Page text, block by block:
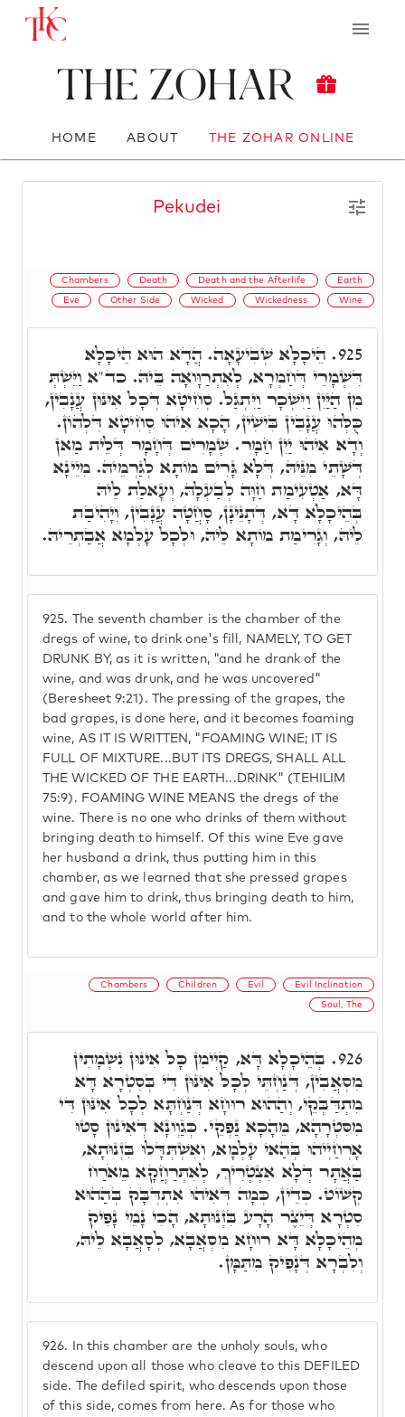
The Zohar
HOME ABOUT THE ZOHAR ONLINE
Pekudei
Chambers Death Death and the Afterlife Earth
Eve Other Side Wicked Wickedness Wine
925.
The seventh chamber is the chamber of the
dregs of wine, to drink one's fill, NAMELY, TO GET
DRUNK BY, as it is written, "and he drank of the
wine, and was drunk, and he was uncovered"
(Beresheet 9:21). The pressing of the grapes, the
bad grapes, is done here, and it becomes foaming
wine, AS IT IS WRITTEN, "FOAMING WINE; IT IS
FULL OF MIXTURE...BUT ITS DREGS, SHALL ALL
THE WICKED OF THE EARTH...DRINK" (TEHILIM
75:9). FOAMING WINE MEANS the dregs of the
wine. There is no one who drinks of them without
bringing death to himself. Of this wine Eve gave
her husband a drink, thus putting him in this
chamber, as we learned that she pressed grapes
and gave him to drink, thus bringing death to him,
and to the whole world after him.
925. הֵיכָלָא שְׁבִיעָאָה. הֲדָא הוּא הֵיכָלָא
דִּשְׁמָרֵי דְּחַמְרָא, לְאִתְרַוָּואָה בֵּיהּ. כד"א וַיֵּשְׁתְּ
מִן הַיַּיִן וַיִּשְׁכָר וַיִּתְגַּל. סְחִיטָא דְּכָל אִינּוּן עֲנָבִין,
כֻּלְּהוּ עֲנָבִין בִּישִׁין, הָכָא אִיהוּ סְחִיטָא דִּלְהוֹן.
וְדָא אִיהוּ יַיִן חַמָר. שְׁמָרִים דְּחָמָר דְּלֵית מַאן
דְּשָׁתֵי מִנֵּיהּ, דְּלָא גָּרִים מוֹתָא לְגַרְמֵיהּ. מִיֵינָא
דָּא, אַטְעִימַת חַוָּה לְבַעְלָהּ, וְעָאלַת לֵיהּ
בְּהֵיכָלָא דָּא, דְּתָנֵינָן, סָחֲטָה עֲנָבִין, וְיָהִיבַת
לֵיהּ, וְגָרִימַת מוֹתָא לֵיהּ, וּלְכָל עָלְמָא אֲבַתְרֵיהּ.
Chambers Children Evil Evil Inclination
Soul, The
926.
In this chamber are the unholy souls, who
descend upon all those who cleave to this DEFILED
side. The defiled spirit, who descends upon those
of this side, comes from here. As for those who
926. בְּהֵיכָלָא דָּא, קַיְימִן כָּל אִינּוּן נִשְׁמָתִין
מִסְאֲבִין, דְּנַחְתֵּי לְכָל אִינּוּן דִּי בְּסִטְרָא דָּא
מִתְדַּבְּקֵי, וְהַהוּא רוּחָא דְּנַחְתָּא לְכָל אִינּוּן דִּי
מִסִּטְרָהָא, מֵהָכָא נַפְקֵי. כְּגַוְונָא דְּאִינּוּן סָטוּ
אָרְחַיְיהוּ בְּהַאי עָלְמָא, וְאִשְׁתְּדָּלוּ בִּזְנוּתָא,
בַּאֲתָר דְּלָא אִצְטְרִיךְ, לְאִתְרַחֲקָא מֵאֹרַח
קְשׁוֹט. כְּדֵין, כְּמָה דְּאִיהוּ אִתְדְּבָּק בְּהַהוּא
סִטְרָא דְּיֵצֶר הָרָע בִּזְנוּתָא, הָכִי נָמֵי נָפִיק
מְהֵיכָלָא דָּא רוּחָא מִסְאֲבָא, לְסָאֲבָא לֵיהּ,
וְלִבְרָא דְּנָפִיק מִתַּמָּן.